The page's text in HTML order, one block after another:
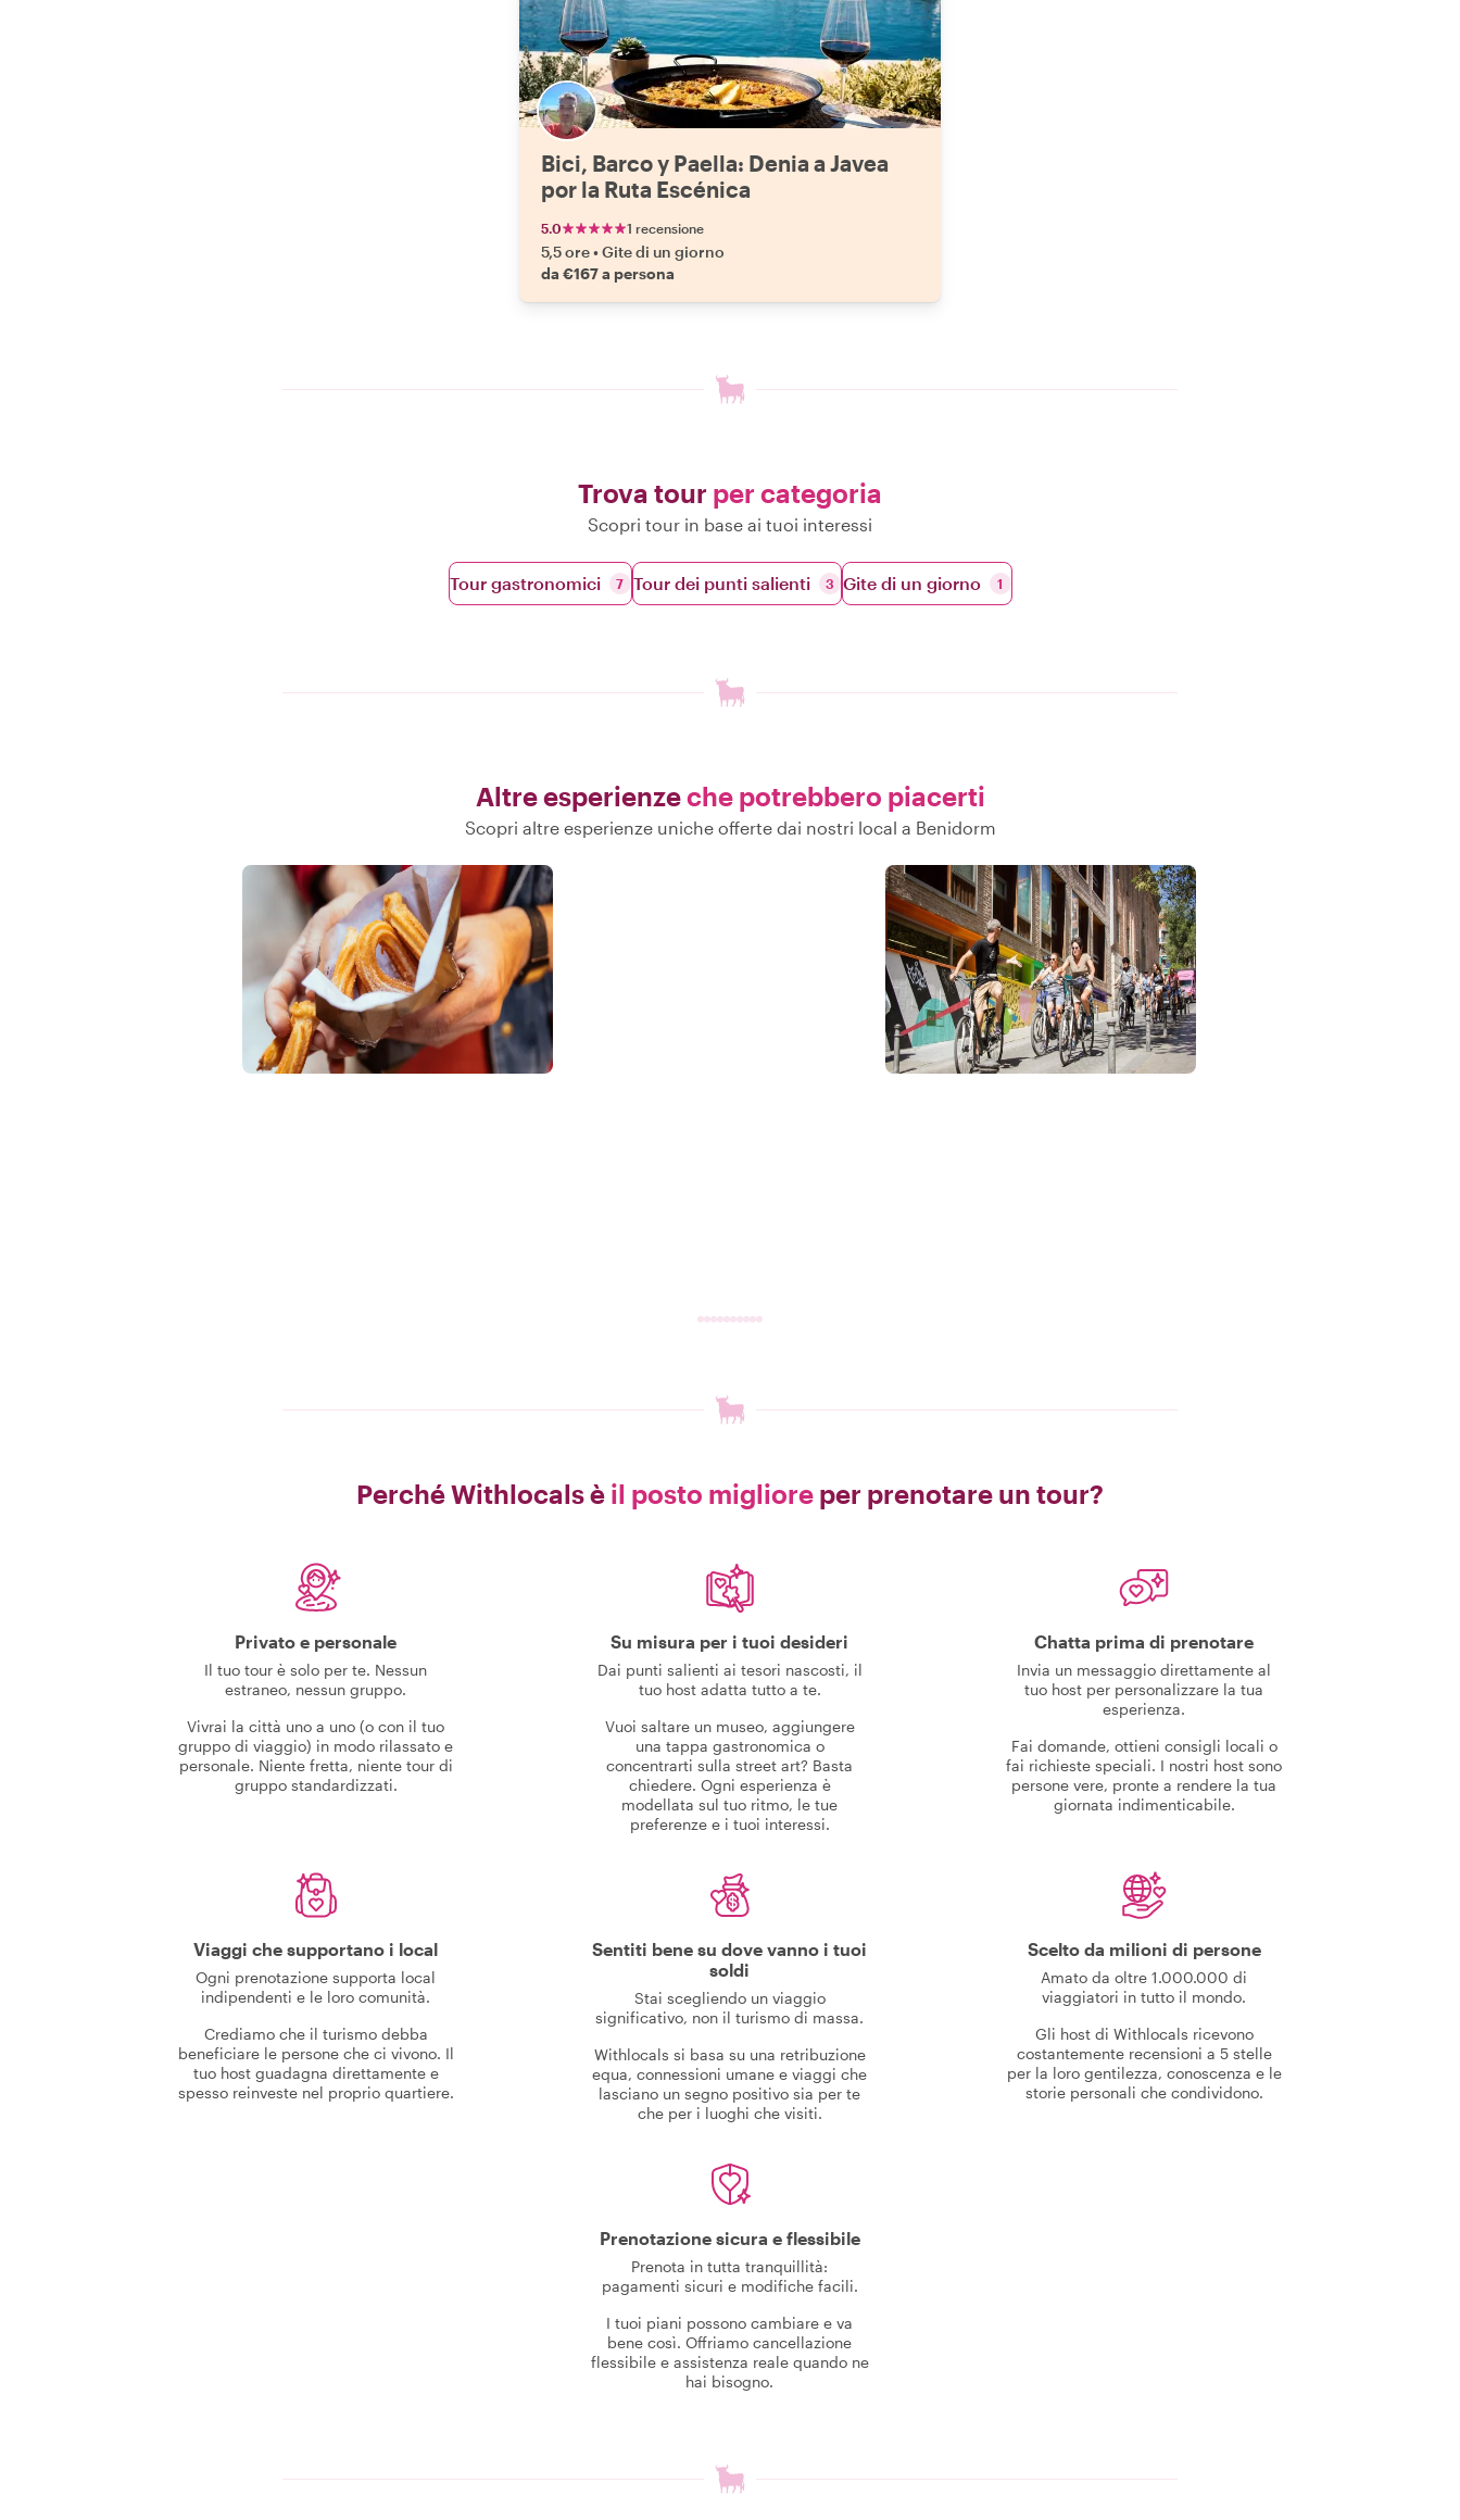
Bici, Barco y Paella: Denia a Javea
por la Ruta Escénica
5.0 1 recensione
5,5 ore•Gite di un giorno
da €167 a persona
Trova tour per categoria
Scopri tour in base ai tuoi interessi
Tour gastronomici 7 Tour dei punti salienti 3 Gite di un giorno 1
Altre esperienzeche potrebbero piacerti
Scopri altre esperienze uniche offerte dai nostri local a Benidorm
Perché Withlocals è il posto migliore per prenotare un tour?
Privato e personale
Il tuo tour è solo per te. Nessun
estraneo, nessun gruppo.
Vivrai la città uno a uno (o con il tuo
gruppo di viaggio) in modo rilassato e
personale. Niente fretta, niente tour di
gruppo standardizzati.
Su misura per i tuoi desideri
Dai punti salienti ai tesori nascosti, il
tuo host adatta tutto a te.
Vuoi saltare un museo, aggiungere
una tappa gastronomica o
concentrarti sulla street art? Basta
chiedere. Ogni esperienza è
modellata sul tuo ritmo, le tue
preferenze e i tuoi interessi.
Chatta prima di prenotare
Invia un messaggio direttamente al
tuo host per personalizzare la tua
esperienza.
Fai domande, ottieni consigli locali o
fai richieste speciali. I nostri host sono
persone vere, pronte a rendere la tua
giornata indimenticabile.
Viaggi che supportano i local
Ogni prenotazione supporta local
indipendenti e le loro comunità.
Crediamo che il turismo debba
beneficiare le persone che ci vivono. Il
tuo host guadagna direttamente e
spesso reinveste nel proprio quartiere.
Sentiti bene su dove vanno i tuoi
soldi
Stai scegliendo un viaggio
significativo, non il turismo di massa.
Withlocals si basa su una retribuzione
equa, connessioni umane e viaggi che
lasciano un segno positivo sia per te
che per i luoghi che visiti.
Scelto da milioni di persone
Amato da oltre 1.000.000 di
viaggiatori in tutto il mondo.
Gli host di Withlocals ricevono
costantemente recensioni a 5 stelle
per la loro gentilezza, conoscenza e le
storie personali che condividono.
Prenotazione sicura e flessibile
Prenota in tutta tranquillità:
pagamenti sicuri e modifiche facili.
I tuoi piani possono cambiare e va
bene così. Offriamo cancellazione
flessibile e assistenza reale quando ne
hai bisogno.